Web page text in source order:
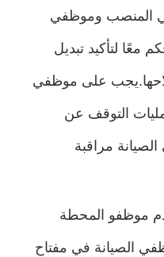
في المنصب وموظفي
معًا لتأكيد تبديل
على موظفي
التوقف عن
مراقبة
موظفو المحطة
الصيانة في مفتاح